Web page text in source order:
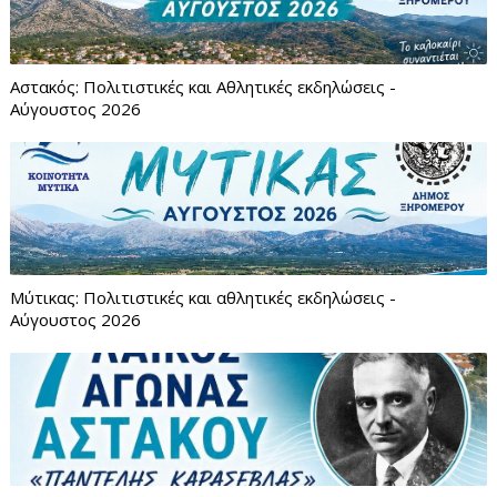
Αστακός: Πολιτιστικές και Αθλητικές εκδηλώσεις -
Αύγουστος 2026
Μύτικας: Πολιτιστικές και αθλητικές εκδηλώσεις -
Αύγουστος 2026